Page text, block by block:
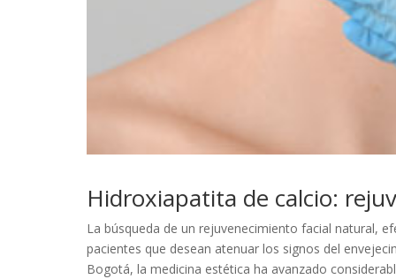
Hidroxiapatita de calcio:
La búsqueda de un rejuvenecimiento facial natural,
pacientes que desean atenuar los signos del
Bogotá, la medicina estética ha avanzado